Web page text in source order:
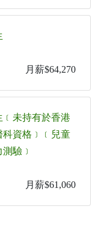
月薪$64,270
﹝未持有於香港
科資格﹞﹝兒童
驗﹞
月薪$61,060